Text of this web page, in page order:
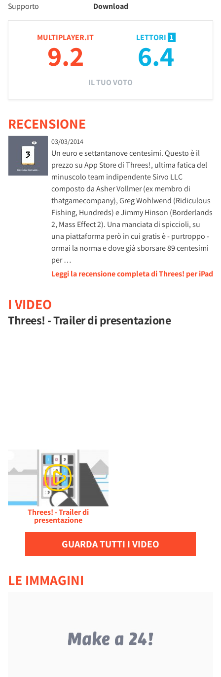
Supporto
Download
MULTIPLAYER.IT
9.2
LETTORI 1
6.4
IL TUO VOTO
RECENSIONE
03/03/2014
Un euro e settantanove centesimi. Questo è il
prezzo su App Store di Threes!, ultima fatica del
minuscolo team indipendente Sirvo LLC
composto da Asher Vollmer (ex membro di
thatgamecompany), Greg Wohlwend (Ridiculous
Fishing, Hundreds) e Jimmy Hinson (Borderlands
2, Mass Effect 2). Una manciata di spiccioli, su
una piattaforma però in cui gratis è - purtroppo -
ormai la norma e dove già sborsare 89 centesimi
per …
Leggi la recensione completa di Threes! per iPad
I VIDEO
Threes! - Trailer di presentazione
Threes! - Trailer di
presentazione
GUARDA TUTTI I VIDEO
LE IMMAGINI